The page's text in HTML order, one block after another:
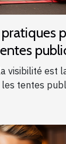
visibilité est
tentes